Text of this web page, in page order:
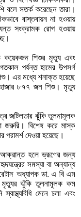
বলে সতর্ক করেছেন তারা।
বাস্তবায়ন না হওয়ায়
সংক্রামক রোগ হওয়ায়
কয়েকজন শিশুর মৃত্যু এবং
পর্যন্ত হামের উপসর্গ
এর মধ্যে শনাক্ত হয়েছে
৮৭৭ জন শিশু। মৃত্যু
জটিলতার ঝুঁকি তুলনামূলক
জরুরি। বিশেষ করে মাস্ক
দেওয়া হয়েছে।
আক্রান্ত হলে ভ্রূণের জন্য
সমস্যা বা অন্যান্য
অধ্যাপক ডা. এ বি এম
মৃত্যুর ঝুঁকি তুলনামূলক কম
মেনে চলা এবং